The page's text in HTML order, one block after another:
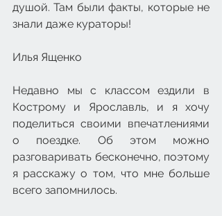
душой. Там были факты, которые не
знали даже кураторы!
Илья Ященко
Недавно мы с классом ездили в
Кострому и Ярославль, и я хочу
поделиться своими впечатлениями
о поездке. Об этом можно
разговаривать бесконечно, поэтому
я расскажу о том, что мне больше
всего запомнилось.